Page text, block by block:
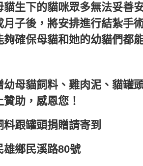
貓生下的貓咪眾多無法妥善
月子後，將安排進行結紮手
夠確保母貓和她的幼貓們都
幼母貓飼料、雞肉泥、貓罐
助，感恩您！
料跟罐頭捐贈請寄到
雄鄉民溪路80號